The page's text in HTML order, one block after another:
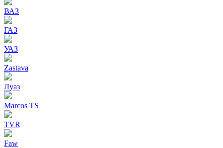
ВАЗ
ГАЗ
УАЗ
Zastava
Луаз
Marcos TS
TVR
Faw